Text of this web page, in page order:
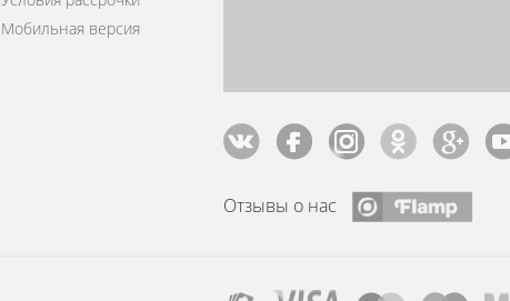
Мобильная версия
Отзывы о нас